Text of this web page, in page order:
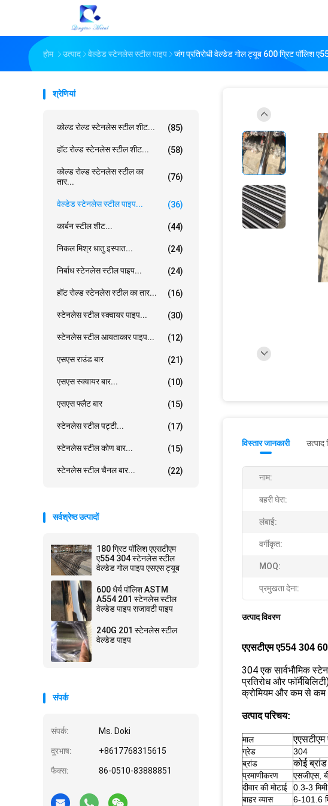
होम उत्पाद वेल्डेड स्टेनलेस स्टील पाइप जंग प्रतिरोधी वेल्डेड गोल ट्यूब 600 ग्रिट पॉलिश
श्रेणियां
कोल्ड रोल्ड स्टेनलेस स्टील शीट... (85)
हॉट रोल्ड स्टेनलेस स्टील शीट... (58)
कोल्ड रोल्ड स्टेनलेस स्टील का
तार...
(76)
वेल्डेड स्टेनलेस स्टील पाइप... (36)
कार्बन स्टील शीट... (44)
निकल मिश्र धातु इस्पात... (24)
निर्बाध स्टेनलेस स्टील पाइप... (24)
हॉट रोल्ड स्टेनलेस स्टील का तार... (16)
स्टेनलेस स्टील स्क्वायर पाइप... (30)
स्टेनलेस स्टील आयताकार पाइप... (12)
एसएस राउंड बार (21)
एसएस स्क्वायर बार... (10)
एसएस फ्लैट बार (15)
स्टेनलेस स्टील पट्टी... (17)
स्टेनलेस स्टील कोण बार... (15)
स्टेनलेस स्टील चैनल बार... (22)
सर्वश्रेष्ठ उत्पादों
180 ग्रिट पॉलिश एएसटीएम
ए554 304 स्टेनलेस स्टील
वेल्डेड गोल पाइप एसएस ट्यूब
600 धैर्य पॉलिश ASTM
A554 201 स्टेनलेस स्टील
वेल्डेड पाइप सजावटी पाइप
240G 201 स्टेनलेस स्टील
वेल्डेड पाइप
संपर्क
संपर्क: Ms. Doki
दूरभाष: +8617768315615
फैक्स: 86-0510-83888851
विस्तार जानकारी उत्पाद
नाम:
बहरी घेरा:
लंबाई:
वर्गीकृत:
MOQ:
प्रमुखता देना:
उत्पाद विवरण
एएसटीएम ए554 304
304 एक सार्वभौमिक
प्रतिरोध और
क्रोमियम और कम से कम
उत्पाद परिचय:
माल
ग्रेड
304
ब्रांड
कोई
प्रमाणीकरण
एसजीएस,
दीवार की मोटाई
0.3-3 मिमी
बाहर व्यास
6-101.6